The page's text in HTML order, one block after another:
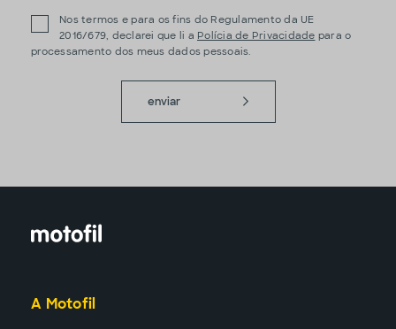
Nos termos e para os fins do Regulamento da UE
2016/679, declarei que li a Polícia de Privacidade para o
processamento dos meus dados pessoais.
enviar
A Motofil